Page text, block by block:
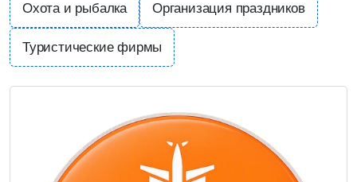
Охота и рыбалка Организация праздников
Туристические фирмы